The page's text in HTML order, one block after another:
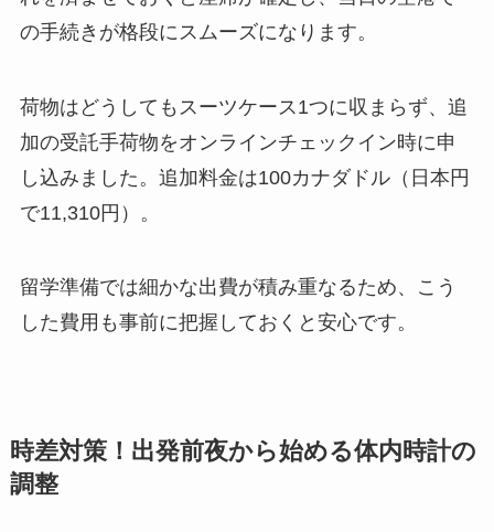
の手続きが格段にスムーズになります。
荷物はどうしてもスーツケース1つに収まらず、追
加の受託手荷物をオンラインチェックイン時に申
し込みました。追加料金は100カナダドル（日本円
で11,310円）。
留学準備では細かな出費が積み重なるため、こう
した費用も事前に把握しておくと安心です。
時差対策！出発前夜から始める体内時計の
調整